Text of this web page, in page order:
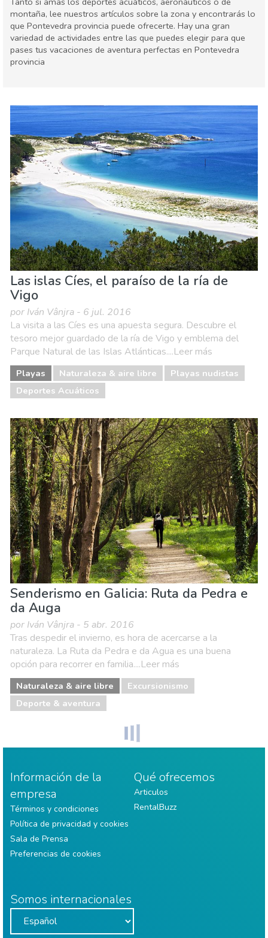
montaña, lee nuestros artículos sobre la zona y encontrarás lo
que Pontevedra provincia puede ofrecerte. Hay una gran
variedad de actividades entre las que puedes elegir para que
pases tus vacaciones de aventura perfectas en Pontevedra
provincia
Comida & Restaurantes
Deporte & aventura
Dónde quedarse
Museos & Arte
Naturaleza & aire libre
Playas
Vida nocturna & Bares
Las islas Cíes, el paraíso de la ría de
Vigo
por Iván Vânjra - 6 jul. 2016
La visita a las Cíes es una apuesta segura. Descubre el
tesoro mejor guardado de la ría de Vigo y emblema del
Parque Natural de las Islas Atlánticas....Leer más
Playas Naturaleza & aire libre
Playas nudistas
Deportes Acuáticos
Senderismo en Galicia: Ruta da Pedra e
da Auga
por Iván Vânjra - 5 abr. 2016
Tras despedir el invierno, es hora de acercarse a la
naturaleza. La Ruta da Pedra e da Agua es una buena
opción para recorrer en familia....Leer más
Naturaleza & aire libre
Excursionismo
Deporte & aventura
Información de la
empresa
Términos y condiciones
Política de privacidad y cookies
Sala de Prensa
Preferencias de cookies
Qué ofrecemos
Articulos
RentalBuzz
Somos internacionales